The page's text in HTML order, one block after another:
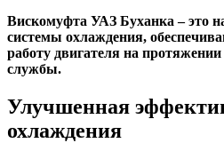
Вискомуфта УАЗ Буханка – это
системы охлаждения,
работу двигателя на
службы.
Улучшенная
охлаждения